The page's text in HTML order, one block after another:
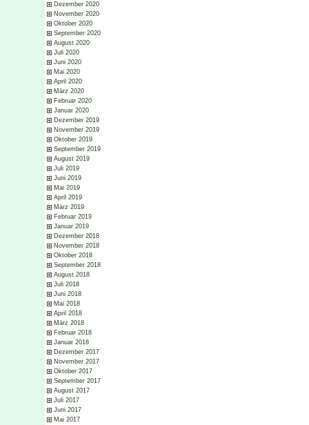
Dezember 2020
November 2020
Oktober 2020
September 2020
August 2020
Juli 2020
Juni 2020
Mai 2020
April 2020
März 2020
Februar 2020
Januar 2020
Dezember 2019
November 2019
Oktober 2019
September 2019
August 2019
Juli 2019
Juni 2019
Mai 2019
April 2019
März 2019
Februar 2019
Januar 2019
Dezember 2018
November 2018
Oktober 2018
September 2018
August 2018
Juli 2018
Juni 2018
Mai 2018
April 2018
März 2018
Februar 2018
Januar 2018
Dezember 2017
November 2017
Oktober 2017
September 2017
August 2017
Juli 2017
Juni 2017
Mai 2017